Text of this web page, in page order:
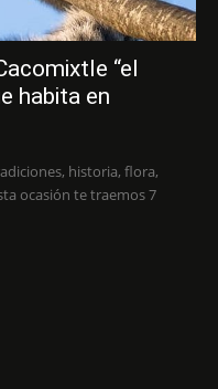
“el
habita en
historia, flora,
ocasión te traemos 7